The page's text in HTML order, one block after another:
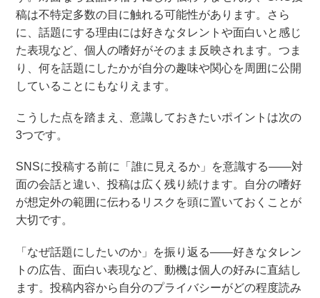
稿は不特定多数の目に触れる可能性があります。さら
に、話題にする理由には好きなタレントや面白いと感じ
た表現など、個人の嗜好がそのまま反映されます。つま
り、何を話題にしたかが自分の趣味や関心を周囲に公開
していることにもなりえます。
こうした点を踏まえ、意識しておきたいポイントは次の
3つです。
SNSに投稿する前に「誰に見えるか」を意識する――対
面の会話と違い、投稿は広く残り続けます。自分の嗜好
が想定外の範囲に伝わるリスクを頭に置いておくことが
大切です。
「なぜ話題にしたいのか」を振り返る――好きなタレン
トの広告、面白い表現など、動機は個人の好みに直結し
ます。投稿内容から自分のプライバシーがどの程度読み